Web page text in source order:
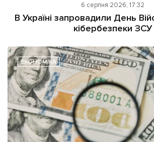
6 серпня 2026, 17:32
В Україні запровадили День
кібербезпеки ЗСУ
ЕКОНОМІКА